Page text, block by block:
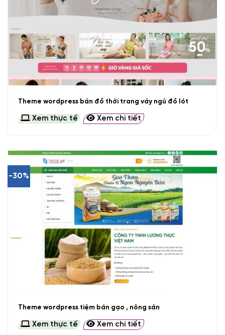
Theme wordpress bán đồ thời trang váy ngủ đồ lót
Xem thực tế Xem chi tiết
-30%
Theme wordpress tiệm bán gạo , nông sản
Xem thực tế Xem chi tiết